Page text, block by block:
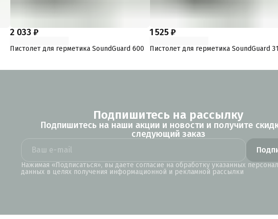
2 033 ₽
Пистолет для герметика SoundGuard 600
1 525 ₽
Пистолет для герметика SoundGuard
Подпишитесь на рассылку
Подпишитесь на наши акции и новости и получите
следующий заказ
Нажимая «Подписаться», вы даете согласие на обработку указанных
данных в целях получения информационной и рекламной рассылки